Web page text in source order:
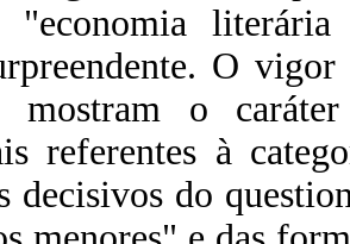
"economia
O
mostram o
referentes à
decisivos do